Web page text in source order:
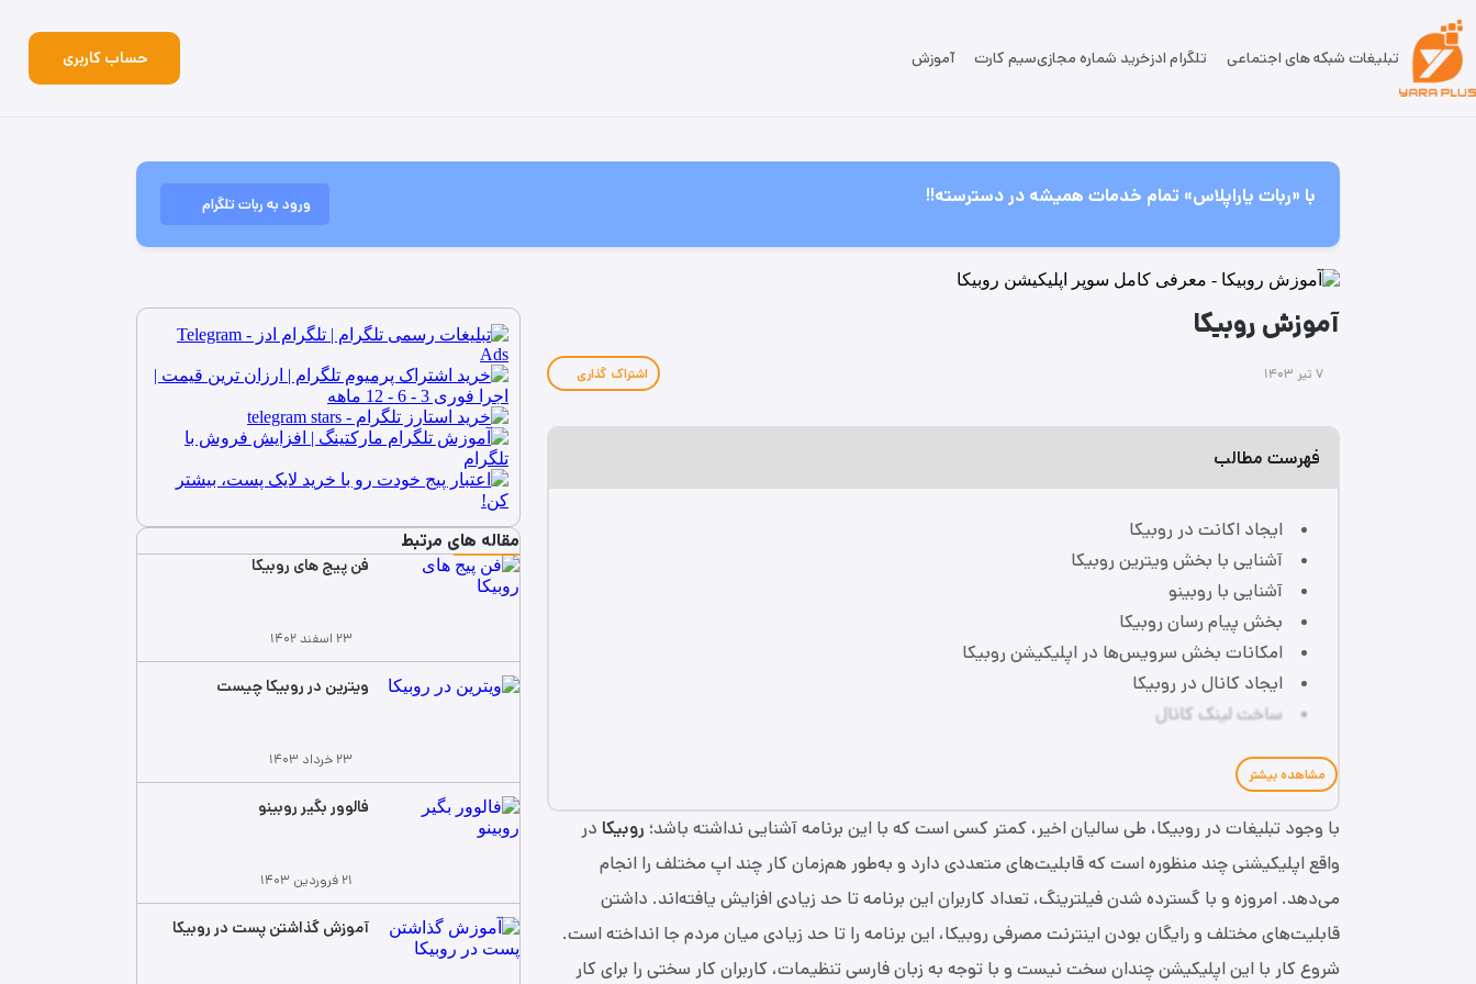
تبلیغات شبکه های اجتماعی تلگرام ادزخرید شماره مجازیسیم کارت آموزش حساب کاربری
با «ربات یاراپلاس» تمام خدمات همیشه در دسترسته!! ورود به ربات تلگرام
آموزش روبیکا
۷ تیر ۱۴۰۳ اشتراک گذاری
فهرست مطالب
ایجاد اکانت در روبیکا
آشنایی با بخش ویترین روبیکا
آشنایی با روبینو
بخش پیام رسان روبیکا
امکانات بخش سرویس‌ها در اپلیکیشن روبیکا
ایجاد کانال در روبیکا
ساخت لینک کانال
مشاهده بیشتر
با وجود تبلیغات در روبیکا، طی سالیان اخیر، کمتر کسی است که با این برنامه آشنایی نداشته باشد؛ روبیکا در
واقع اپلیکیشنی چند منظوره است که قابلیت‌های متعددی دارد و به‌طور هم‌زمان کار چند اپ مختلف را انجام
می‌دهد. امروزه و با گسترده شدن فیلترینگ، تعداد کاربران این برنامه تا حد زیادی افزایش یافته‌اند. داشتن
قابلیت‌های مختلف و رایگان بودن اینترنت مصرفی روبیکا، این برنامه را تا حد زیادی میان مردم جا انداخته است.
شروع کار با این اپلیکیشن چندان سخت نیست و با توجه به زبان فارسی تنظیمات، کاربران کار سختی را برای کار
مقاله های مرتبط
فن پیج های روبیکا
۲۳ اسفند ۱۴۰۲
ویترین در روبیکا چیست
۲۳ خرداد ۱۴۰۳
فالوور بگیر روبینو
۲۱ فروردین ۱۴۰۳
آموزش گذاشتن پست در روبیکا